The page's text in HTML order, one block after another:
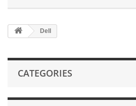
Dell
CATEGORIES